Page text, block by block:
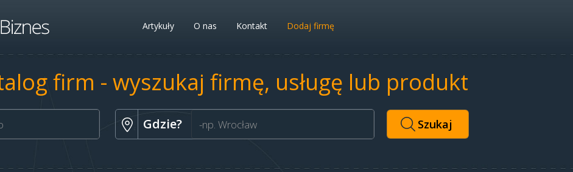
Artykuły O nas Kontakt Dodaj firmę
firm - wyszukaj firmę, usługę lub produkt
Gdzie?